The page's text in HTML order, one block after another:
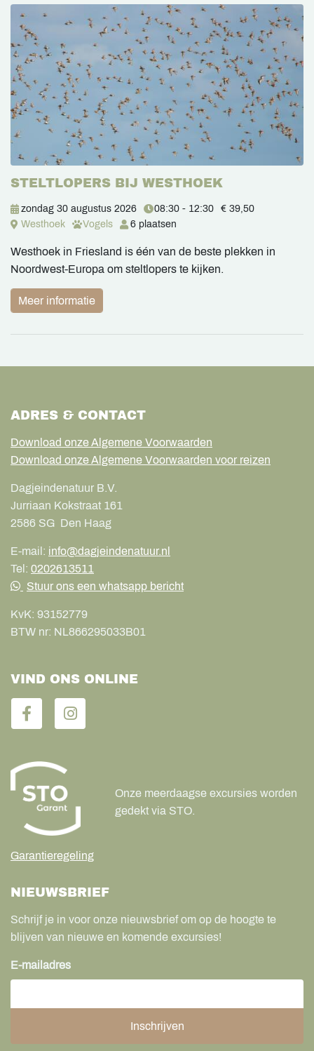
STELTLOPERS BIJ WESTHOEK
zondag 30 augustus 2026 08:30 - 12:30
€ 39,50
Westhoek
Vogels 6 plaatsen
Westhoek in Friesland is één van de beste plekken in
Noordwest-Europa om steltlopers te kijken.
Meer informatie
ADRES & CONTACT
Download onze Algemene Voorwaarden
Download onze Algemene Voorwaarden voor reizen
Dagjeindenatuur B.V.
Jurriaan Kokstraat 161
2586 SG Den Haag
E-mail: info@dagjeindenatuur.nl
Tel: 0202613511
Stuur ons een whatsapp bericht
KvK: 93152779
BTW nr: NL866295033B01
VIND ONS ONLINE
Garantieregeling
Onze meerdaagse excursies worden
gedekt via STO.
NIEUWSBRIEF
Schrijf je in voor onze nieuwsbrief om op de hoogte te
blijven van nieuwe en komende excursies!
E-mailadres